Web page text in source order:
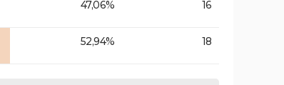
47,06% 16
52,94% 18